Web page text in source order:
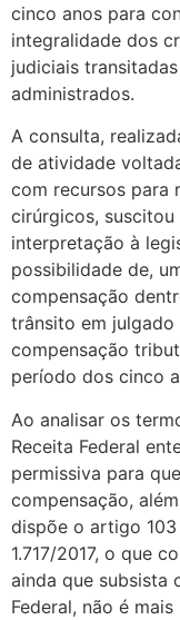
cinco anos para
integralidade dos
judiciais
administrados.
A consulta,
de atividade
com recursos para
cirúrgicos,
interpretação à
possibilidade de,
compensação
trânsito em
compensação
período dos cinco
Ao analisar os
Receita Federal
permissiva para
compensação,
dispõe o artigo
1.717/2017, o que
ainda que subsista
Federal, não é